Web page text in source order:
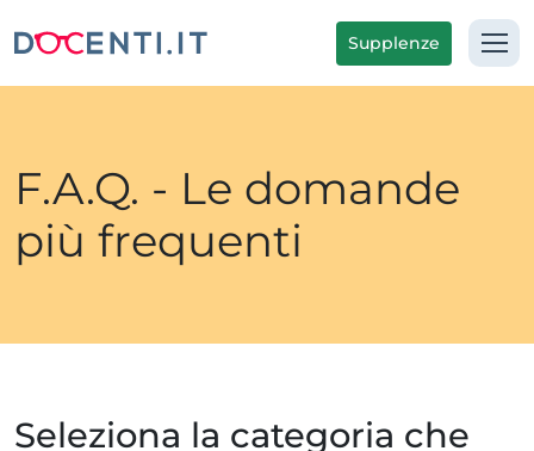
Supplenze
F.A.Q. - Le domande
più frequenti
Seleziona la categoria che